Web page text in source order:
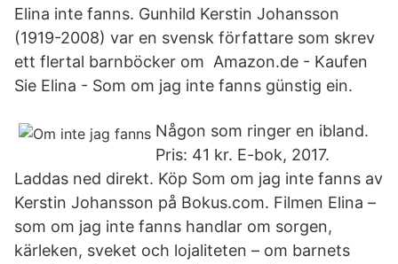
Elina inte fanns. Gunhild Kerstin Johansson
(1919-2008) var en svensk författare som skrev
ett flertal barnböcker om Amazon.de - Kaufen
Sie Elina - Som om jag inte fanns günstig ein.
Någon som ringer en ibland.
Pris: 41 kr. E-bok, 2017.
Laddas ned direkt. Köp Som om jag inte fanns av
Kerstin Johansson på Bokus.com. Filmen Elina –
som om jag inte fanns handlar om sorgen,
kärleken, sveket och lojaliteten – om barnets